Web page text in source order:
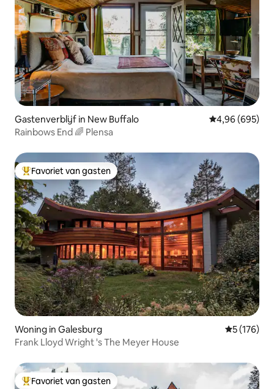
Gastenverblijf in New Buffalo Gemiddelde
4,96 (695)
Rainbows End 🌈 Plensa
Topfavoriet van gasten
Favoriet van gasten
Woning in Galesburg
5 (176)
Frank Lloyd Wright 's The Meyer House
Topfavoriet van gasten
Favoriet van gasten